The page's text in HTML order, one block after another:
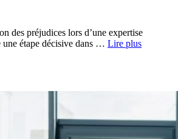
des préjudices lors d’une expertise
une étape décisive dans … Lire plus